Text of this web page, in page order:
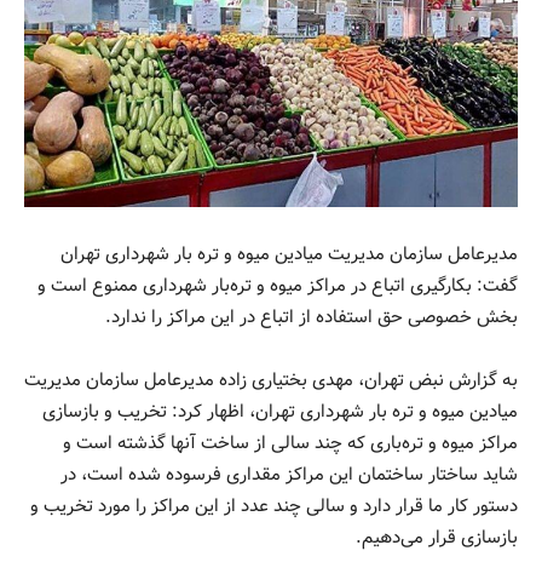
مدیرعامل سازمان مدیریت میادین میوه و تره بار شهرداری تهران
گفت: بکارگیری اتباع در مراکز میوه و تره‌بار شهرداری ممنوع است و
بخش خصوصی حق استفاده از اتباع در این مراکز را ندارد.
به گزارش نبض تهران، مهدی بختیاری زاده مدیرعامل سازمان مدیریت
میادین میوه و تره بار شهرداری تهران، اظهار کرد: تخریب و بازسازی
مراکز میوه و تره‌باری که چند سالی از ساخت آنها گذشته است و
شاید ساختار ساختمان این مراکز مقداری فرسوده شده است، در
دستور کار ما قرار دارد و سالی چند عدد از این مراکز را مورد تخریب و
بازسازی قرار می‌دهیم.